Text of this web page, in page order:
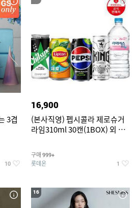
3겹
10
16,900
(본사직영) 펩시콜라 제로슈거
라임310ml 30캔(1BOX) 외 롯
구매 999+
롯데온 1
16